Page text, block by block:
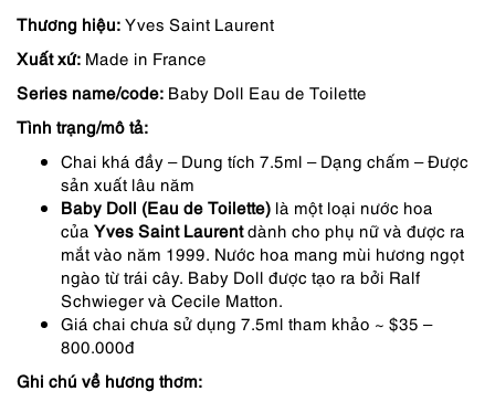
gốc
là:
290,000 ₫.
hiện
tại
là:
232,000 ₫.
Thương hiệu: Yves Saint Laurent
Xuất xứ: Made in France
Series name/code: Baby Doll Eau de Toilette
Tình trạng/mô tả:
Chai khá đầy – Dung tích 7.5ml – Dạng chấm – Được
sản xuất lâu năm
Baby Doll (Eau de Toilette) là một loại nước hoa
của Yves Saint Laurentdành cho phụ nữ và được ra
mắt vào năm 1999. Nước hoa mang mùi hương ngọt
ngào từ trái cây. Baby Doll được tạo ra bởi Ralf
Schwieger và Cecile Matton.
Giá chai chưa sử dụng 7.5ml tham khảo ~ $35 –
800.000đ
Ghi chú về hương thơm: